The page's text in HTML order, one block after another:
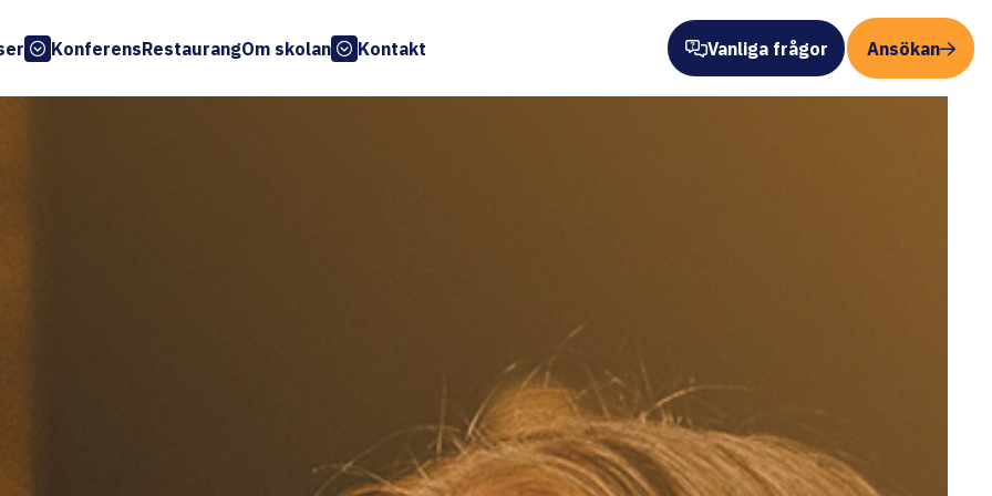
KonferensRestaurangOm skolan Kontakt Vanliga frågor Ansökan